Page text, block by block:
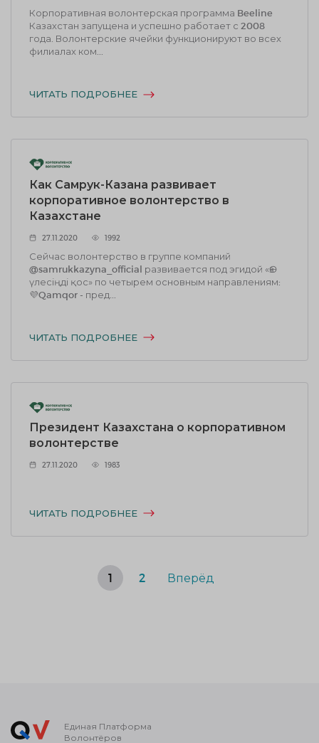
Корпоративная волонтерская программа Beeline
Казахстан запущена и успешно работает с 2008
года. Волонтерские ячейки функционируют во всех
филиалах ком...
ЧИТАТЬ ПОДРОБНЕЕ
Как Самрук-Казана развивает
корпоративное волонтерство в
Казахстане
27.11.2020 1992
Сейчас волонтерство в группе компаний
@samrukkazyna_official развивается под эгидой «Өз
үлесіңді қос» по четырем основным направлениям:
💜Qamqor - пред...
ЧИТАТЬ ПОДРОБНЕЕ
Президент Казахстана о корпоративном
волонтерстве
27.11.2020 1983
ЧИТАТЬ ПОДРОБНЕЕ
1 2 Вперёд
Единая Платформа
Волонтёров